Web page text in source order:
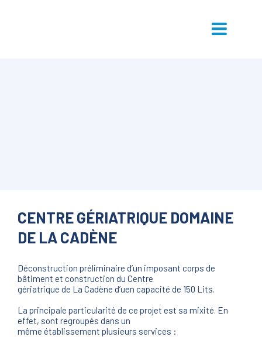
CENTRE GÉRIATRIQUE DOMAINE
DE LA CADÈNE
Déconstruction préliminaire d’un imposant corps de
bâtiment et construction du Centre
gériatrique de La Cadène d’uen capacité de 150 Lits.
La principale particularité de ce projet est sa mixité. En
effet, sont regroupés dans un
même établissement plusieurs services :